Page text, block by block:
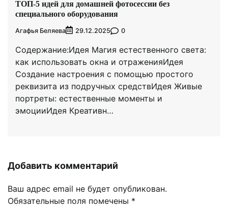
ТОП-5 идей для домашней фотосессии без
специального оборудования
Агафья Беляева 29.12.2025 0
Содержание:Идея Магия естественного света:
как использовать окна и отраженияИдея
Создание настроения с помощью простого
реквизита из подручных средствИдея Живые
портреты: естественные моменты и
эмоцииИдея Креативн…
Добавить комментарий
Ваш адрес email не будет опубликован.
Обязательные поля помечены *